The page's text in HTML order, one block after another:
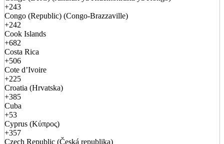
+243
Congo (Republic) (Congo-Brazzaville)
+242
Cook Islands
+682
Costa Rica
+506
Cote d’Ivoire
+225
Croatia (Hrvatska)
+385
Cuba
+53
Cyprus (Κύπρος)
+357
Czech Republic (Česká republika)